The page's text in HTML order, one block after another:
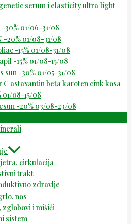
serum i elasticity ultra light
30% 01/06-31/08
-20% 01/08-31/08
-15% 01/08-31/08
-15% 01/08-15/08
sun -30% 01/05-31/08
C astaxantin beta karoten cink kosa
08-15/08
-20% 03/08-23/08
cirkulacija
trakt
zdravlje
nos
zglobovi i mišići
sistem